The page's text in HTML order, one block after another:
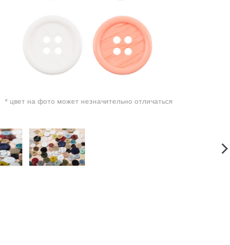
* цвет на фото может незначительно отличаться